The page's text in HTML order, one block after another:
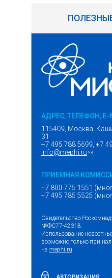
АДРЕС, ТЕЛЕФОН, E-
115409, Москва,
31
+7 495 788 5699, +7
info@mephi.ru
ПРИЕМНАЯ
+7 800 775 1551
+7 495 785 5525
Свидетельство
№ФС77-42318.
Использование
возможно только при
на mephi.ru.